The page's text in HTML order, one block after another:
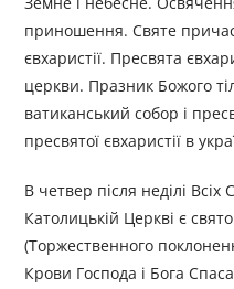
приношення. Святе
євхаристії. Пресвята
церкви. Празник Божого
ватиканський собор і
пресвятої євхаристії в
В четвер після неділі Всіх
Католицькій Церкві є
(Торжественного
Крови Господа і Бога